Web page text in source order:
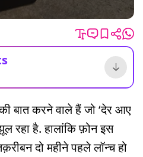
बात करने वाले हैं जो ‘देर आए
रहा है. हालांकि फ़ोन इस
दो महीने पहले लॉन्च हो